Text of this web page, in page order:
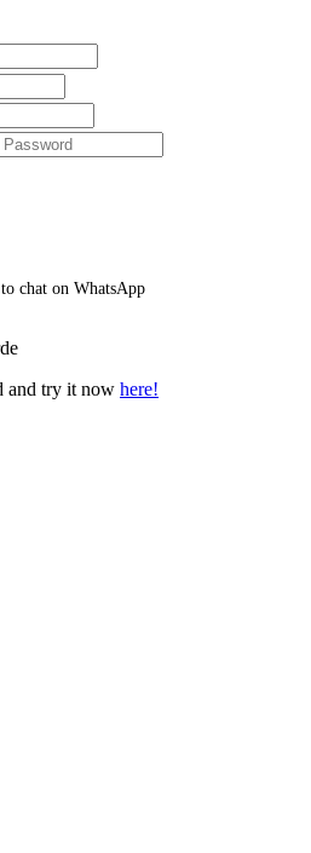
chat on WhatsApp
and try it now here!